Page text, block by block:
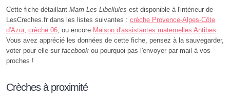
Cette fiche détaillant Mam-Les Libellules est disponible à l'intérieur de
LesCreches.fr dans les listes suivantes : crèche Provence-Alpes-Côte
d'Azur, crèche 06, ou encore Maison d'assistantes maternelles Antibes.
Vous avez apprécié les données de cette fiche, pensez à la sauvegarder,
voter pour elle sur facebook ou pourquoi pas l'envoyer par mail à vos
proches !
Crèches à proximité